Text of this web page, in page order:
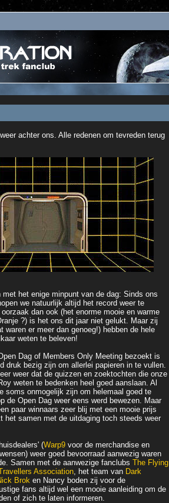
achter ons. Alle redenen om tevreden terug
met het enige minpunt van de dag: Sinds ons
we natuurlijk altijd het record weer te
dan ook (het enorme mooie en warme
?) is het ons dit jaar niet gelukt. Maar zij
waren er meer dan genoeg!) hebben de hele
weten te beleven!
Dag of Members Only Meeting bezoekt is
druk bezig zijn om allerlei papieren in te vullen.
weer dat de quizzen en zoektochten die onze
weten te bedenken heel goed aanslaan. Al
soms onmogelijk zijn om helemaal goed te
de Open Dag weer eens werd bewezen. Maar
paar winnaars zeer blij met een mooie prijs
het samen met de uitdaging toch steeds weer
(Warp9 voor de merchandise en
weer goed bevoorraad aanwezig waren
Samen met de aanwezige fanclubs The Flying
Association, het team van Dark
Brok en Nancy boden zij voor de
fans altijd wel een mooie aanleiding om de
of zich te laten informeren.